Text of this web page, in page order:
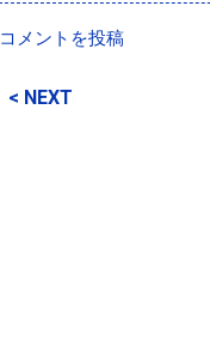
メ
コメントを投稿
< NEXT